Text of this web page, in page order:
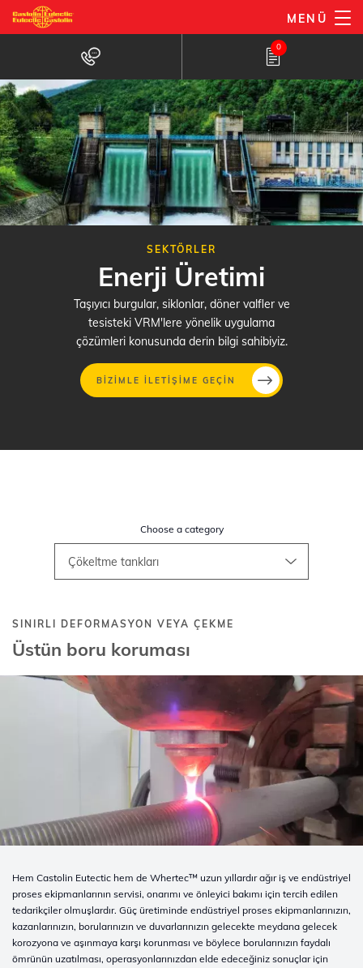
Ana
içeriğe
MENÜ
0
SEKTÖRLER
Enerji Üretimi
Taşıyıcı burgular, siklonlar, döner valfler ve
tesisteki VRM'lere yönelik uygulama
çözümleri konusunda derin bilgi sahibiyiz.
BIZIMLE ILETIŞIME GEÇIN
Choose a category
SINIRLI DEFORMASYON VEYA ÇEKME
Üstün boru koruması
Hem Castolin Eutectic hem de Whertec™ uzun yıllardır ağır iş ve endüstriyel
proses ekipmanlarının servisi, onarımı ve önleyici bakımı için tercih edilen
tedarikçiler olmuşlardır. Güç üretiminde endüstriyel proses ekipmanlarınızın,
kazanlarınızın, borularınızın ve duvarlarınızın gelecekte meydana gelecek
korozyona ve aşınmaya karşı korunması ve böylece borularınızın faydalı
ömrünün uzatılması, operasyonlarınızdan elde edeceğiniz sonuçlar için